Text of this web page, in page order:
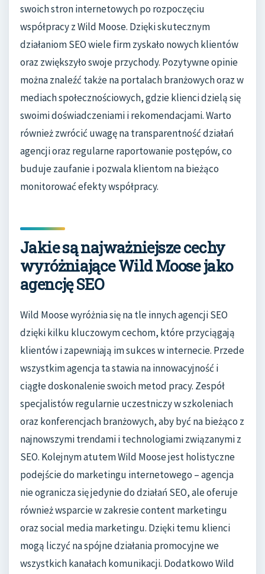
swoich stron internetowych po rozpoczęciu
współpracy z Wild Moose. Dzięki skutecznym
działaniom SEO wiele firm zyskało nowych klientów
oraz zwiększyło swoje przychody. Pozytywne opinie
można znaleźć także na portalach branżowych oraz w
mediach społecznościowych, gdzie klienci dzielą się
swoimi doświadczeniami i rekomendacjami. Warto
również zwrócić uwagę na transparentność działań
agencji oraz regularne raportowanie postępów, co
buduje zaufanie i pozwala klientom na bieżąco
monitorować efekty współpracy.
Jakie są najważniejsze cechy
wyróżniające Wild Moose jako
agencję SEO
Wild Moose wyróżnia się na tle innych agencji SEO
dzięki kilku kluczowym cechom, które przyciągają
klientów i zapewniają im sukces w internecie. Przede
wszystkim agencja ta stawia na innowacyjność i
ciągłe doskonalenie swoich metod pracy. Zespół
specjalistów regularnie uczestniczy w szkoleniach
oraz konferencjach branżowych, aby być na bieżąco z
najnowszymi trendami i technologiami związanymi z
SEO. Kolejnym atutem Wild Moose jest holistyczne
podejście do marketingu internetowego – agencja
nie ogranicza się jedynie do działań SEO, ale oferuje
również wsparcie w zakresie content marketingu
oraz social media marketingu. Dzięki temu klienci
mogą liczyć na spójne działania promocyjne we
wszystkich kanałach komunikacji. Dodatkowo Wild